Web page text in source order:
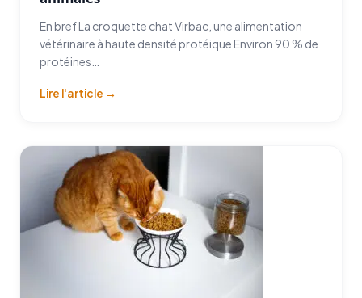
En bref La croquette chat Virbac, une alimentation
vétérinaire à haute densité protéique Environ 90 % de
protéines…
Lire l'article →